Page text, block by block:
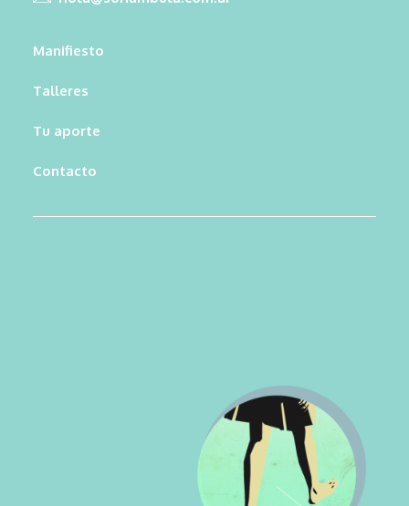
Manifiesto
Talleres
Tu aporte
Contacto